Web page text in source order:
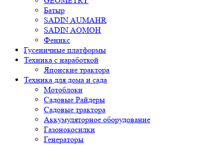
Батыр
SADIN AUMAHR
SADIN AOMOH
Феникс
Гусеничные платформы
Техника с наработкой
Японские трактора
Техника для дома и сада
Мотоблоки
Садовые Райдеры
Садовые трактора
Аккумуляторное оборудование
Газонокосилки
Генераторы